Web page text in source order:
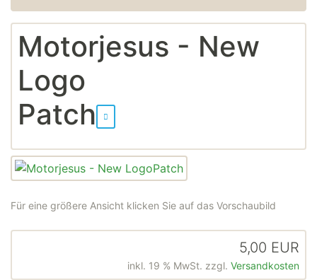
Motorjesus - New
Logo
Patch
Für eine größere Ansicht klicken Sie auf das Vorschaubild
5,00 EUR
inkl. 19 % MwSt. zzgl. Versandkosten